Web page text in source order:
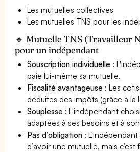
Les mutuelles collectives
Les mutuelles TNS pour les
🔹 Mutuelle TNS (Travailleur
pour un indépendant
Souscription individuelle :
paie lui-même sa mutuelle.
Fiscalité avantageuse : Les
déduites des impôts (grâce à la
Souplesse : L'indépendant
adaptées à ses besoins et à
Pas d’obligation :
d’avoir une mutuelle, mais